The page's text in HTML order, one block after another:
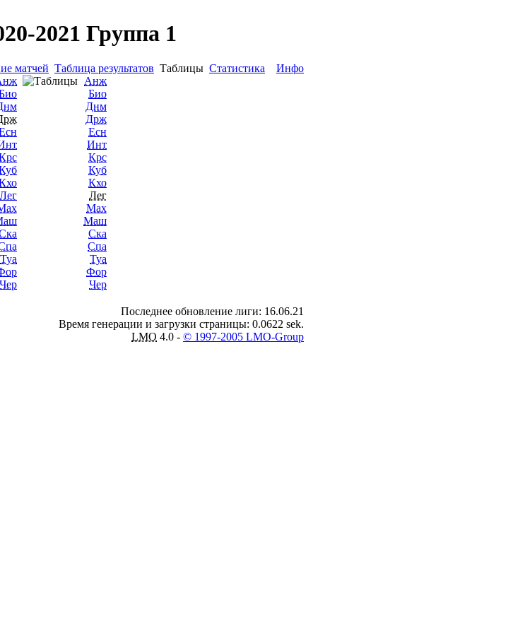
2021 Группа 1
матчей Таблица результатов Таблицы Статистика
Инфо
Лег
Туа
Чер
Анж
Био
Днм
Држ
Есн
Инт
Крс
Куб
Кхо
Лег
Мах
Маш
Ска
Спа
Туа
Фор
Чер
Последнее обновление лиги: 16.06.21
Время генерации и загрузки страницы: 0.0622 sek.
LMO 4.0 - © 1997-2005 LMO-Group